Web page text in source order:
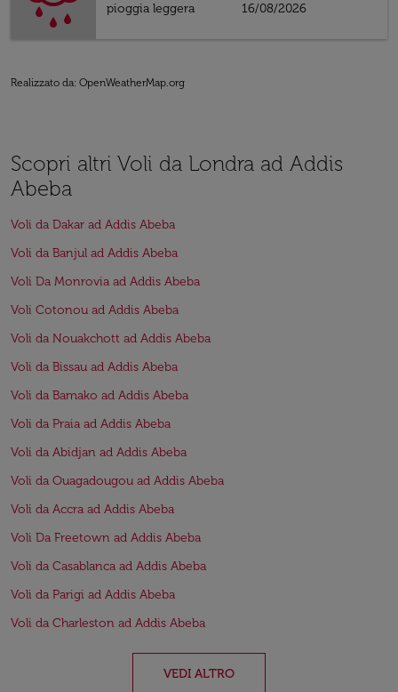
pioggia leggera
16/08/2026
Realizzato da: OpenWeatherMap.org
Scopri altri Voli da Londra ad Addis
Abeba
Voli da Dakar ad Addis Abeba
Voli da Banjul ad Addis Abeba
Voli Da Monrovia ad Addis Abeba
Voli Cotonou ad Addis Abeba
Voli da Nouakchott ad Addis Abeba
Voli da Bissau ad Addis Abeba
Voli da Bamako ad Addis Abeba
Voli da Praia ad Addis Abeba
Voli da Abidjan ad Addis Abeba
Voli da Ouagadougou ad Addis Abeba
Voli da Accra ad Addis Abeba
Voli Da Freetown ad Addis Abeba
Voli da Casablanca ad Addis Abeba
Voli da Parigi ad Addis Abeba
Voli da Charleston ad Addis Abeba
VEDI ALTRO